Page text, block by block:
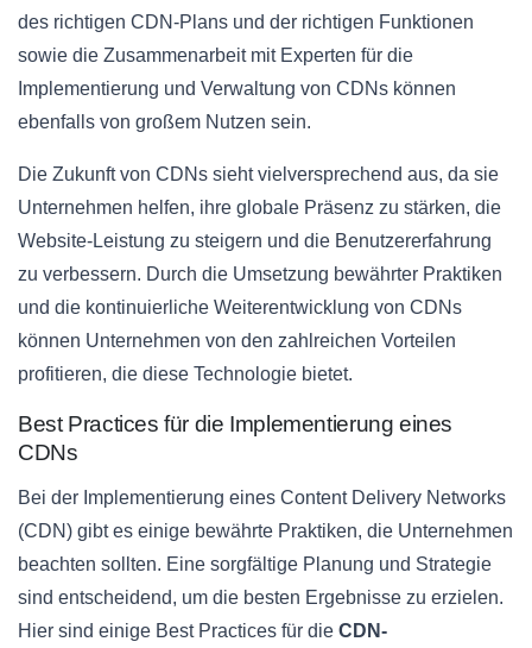
des richtigen CDN-Plans und der richtigen Funktionen
sowie die Zusammenarbeit mit Experten für die
Implementierung und Verwaltung von CDNs können
ebenfalls von großem Nutzen sein.
Die Zukunft von CDNs sieht vielversprechend aus, da sie
Unternehmen helfen, ihre globale Präsenz zu stärken, die
Website-Leistung zu steigern und die Benutzererfahrung
zu verbessern. Durch die Umsetzung bewährter Praktiken
und die kontinuierliche Weiterentwicklung von CDNs
können Unternehmen von den zahlreichen Vorteilen
profitieren, die diese Technologie bietet.
Best Practices für die Implementierung eines
CDNs
Bei der Implementierung eines Content Delivery Networks
(CDN) gibt es einige bewährte Praktiken, die Unternehmen
beachten sollten. Eine sorgfältige Planung und Strategie
sind entscheidend, um die besten Ergebnisse zu erzielen.
Hier sind einige Best Practices für die CDN-